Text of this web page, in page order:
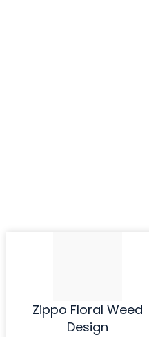
Zippo Floral Weed
Design